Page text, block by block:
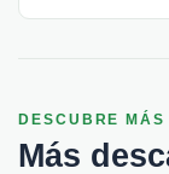
DESCUBRE MÁS
Más